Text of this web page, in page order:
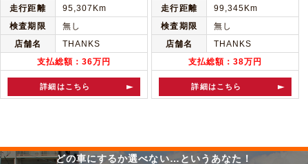
走行距離
95,307Km
検査期限
無し
店舗名
THANKS
支払総額：36万円
詳細はこちら
走行距離
99,345Km
検査期限
無し
店舗名
THANKS
支払総額：38万円
詳細はこちら
どの車にするか選べない…というあなた！